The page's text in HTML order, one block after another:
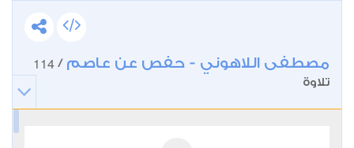
مصطفى اللاهوني - حفص عن عاصم /
114
تلاوة